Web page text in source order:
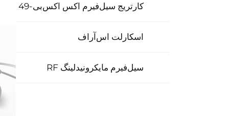
کارتریج سیل‌فیرم اکس اکس‌بی-49
اسکارلت اس‌آر‌اف
سیل‌فیرم مایکرونیدلینگ RF